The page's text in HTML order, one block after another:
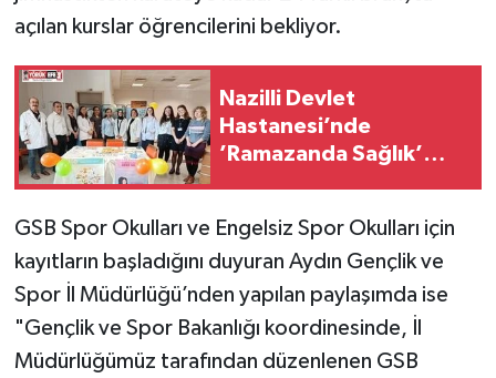
açılan kurslar öğrencilerini bekliyor.
Nazilli Devlet
Hastanesi’nde
’Ramazanda Sağlık’
GSB Spor Okulları ve Engelsiz Spor Okulları için
kayıtların başladığını duyuran Aydın Gençlik ve
Spor İl Müdürlüğü’nden yapılan paylaşımda ise
"Gençlik ve Spor Bakanlığı koordinesinde, İl
Müdürlüğümüz tarafından düzenlenen GSB